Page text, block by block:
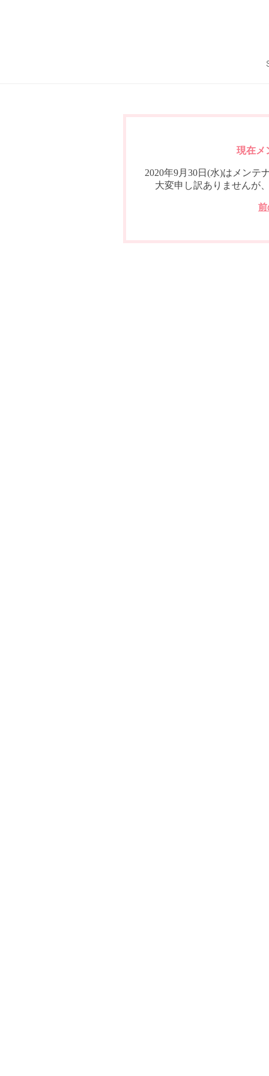
現在メ
2020年9月30日(水)はメンテ
大変申し訳ありませんが
前